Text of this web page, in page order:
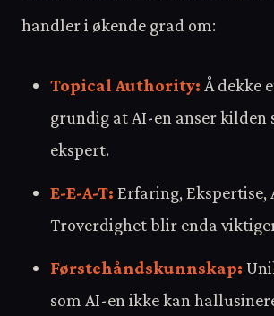
handler i økende grad om:
Topical Authority: Å dekke
grundig at AI-en anser kilden
ekspert.
E-E-A-T: Erfaring, Ekspertise,
Troverdighet blir enda
Førstehåndskunnskap:
som AI-en ikke kan